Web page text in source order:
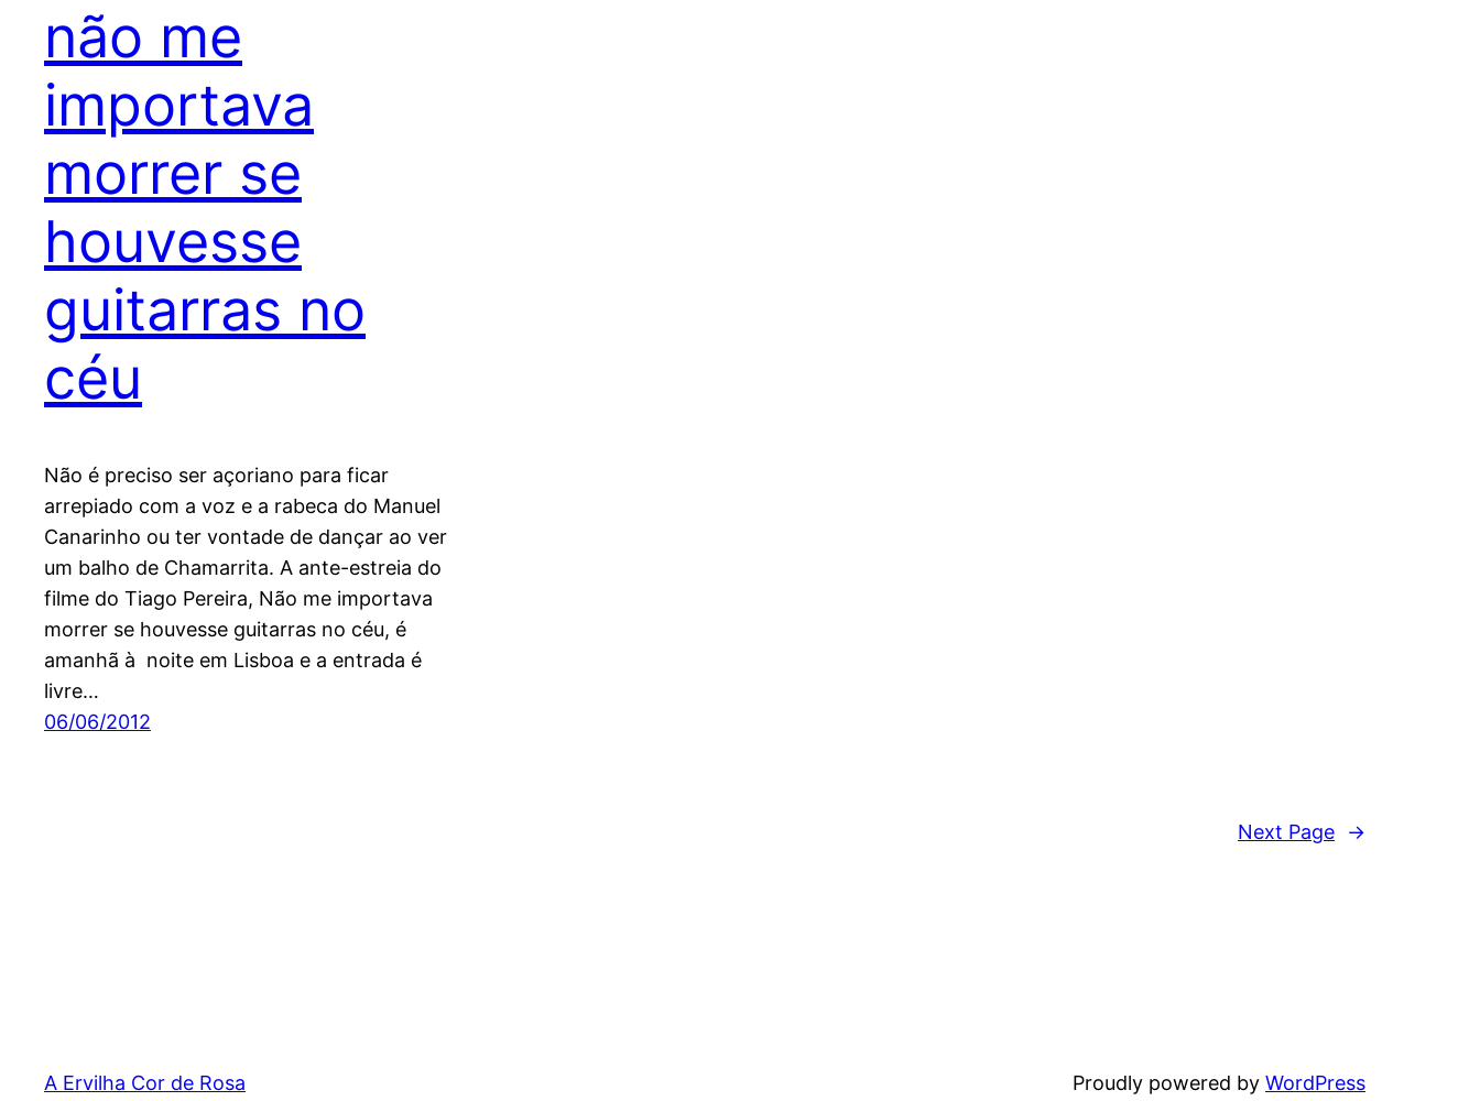
não me
importava
morrer se
houvesse
guitarras no
céu
Não é preciso ser açoriano para ficar
arrepiado com a voz e a rabeca do Manuel
Canarinho ou ter vontade de dançar ao ver
um balho de Chamarrita. A ante-estreia do
filme do Tiago Pereira, Não me importava
morrer se houvesse guitarras no céu, é
amanhã à noite em Lisboa e a entrada é
livre…
06/06/2012
Next Page →
A Ervilha Cor de Rosa Proudly powered by WordPress